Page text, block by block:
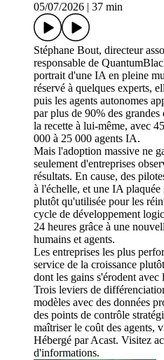
05/07/2026
37 min
Stéphane Bout, directeur
responsable de
portrait d'une IA en pleine
réservé à quelques experts,
puis les agents autonomes
par plus de 90% des
la recette à lui-même, avec
000 à 25 000 agents IA.
Mais l'adoption massive ne
seulement d'entreprises
résultats. En cause, des
à l'échelle, et une IA plaquée
plutôt qu'utilisée pour les
cycle de développement
24 heures grâce à une
humains et agents.
Les entreprises les plus
service de la croissance
dont les gains s'érodent
Trois leviers de
modèles avec des données
des points de contrôle
maîtriser le coût des agents,
Hébergé par Acast. Visitez
d'informations.